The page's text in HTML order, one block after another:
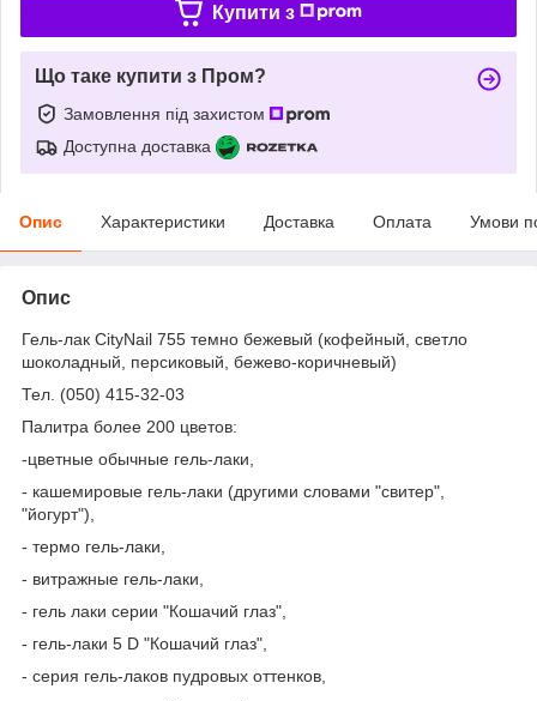
Купити з
Що таке купити з Пром?
Замовлення під захистом
Доступна доставка
Опис Характеристики Доставка Оплата Умови
Опис
Гель-лак CityNail 755 темно бежевый (кофейный, светло
шоколадный, персиковый, бежево-коричневый)
Тел. (050) 415-32-03
Палитра более 200 цветов:
-цветные обычные гель-лаки,
- кашемировые гель-лаки (другими словами "свитер",
"йогурт"),
- термо гель-лаки,
- витражные гель-лаки,
- гель лаки серии "Кошачий глаз",
- гель-лаки 5 D "Кошачий глаз",
- серия гель-лаков пудровых оттенков,